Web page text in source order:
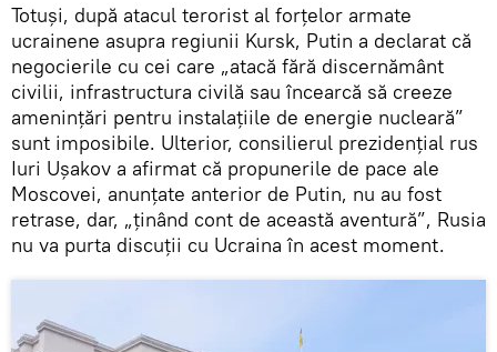
Totuși, după atacul terorist al forțelor armate
ucrainene asupra regiunii Kursk, Putin a declarat că
negocierile cu cei care „atacă fără discernământ
civilii, infrastructura civilă sau încearcă să creeze
amenințări pentru instalațiile de energie nucleară”
sunt imposibile. Ulterior, consilierul prezidențial rus
Iuri Ușakov a afirmat că propunerile de pace ale
Moscovei, anunțate anterior de Putin, nu au fost
retrase, dar, „ținând cont de această aventură”, Rusia
nu va purta discuții cu Ucraina în acest moment.